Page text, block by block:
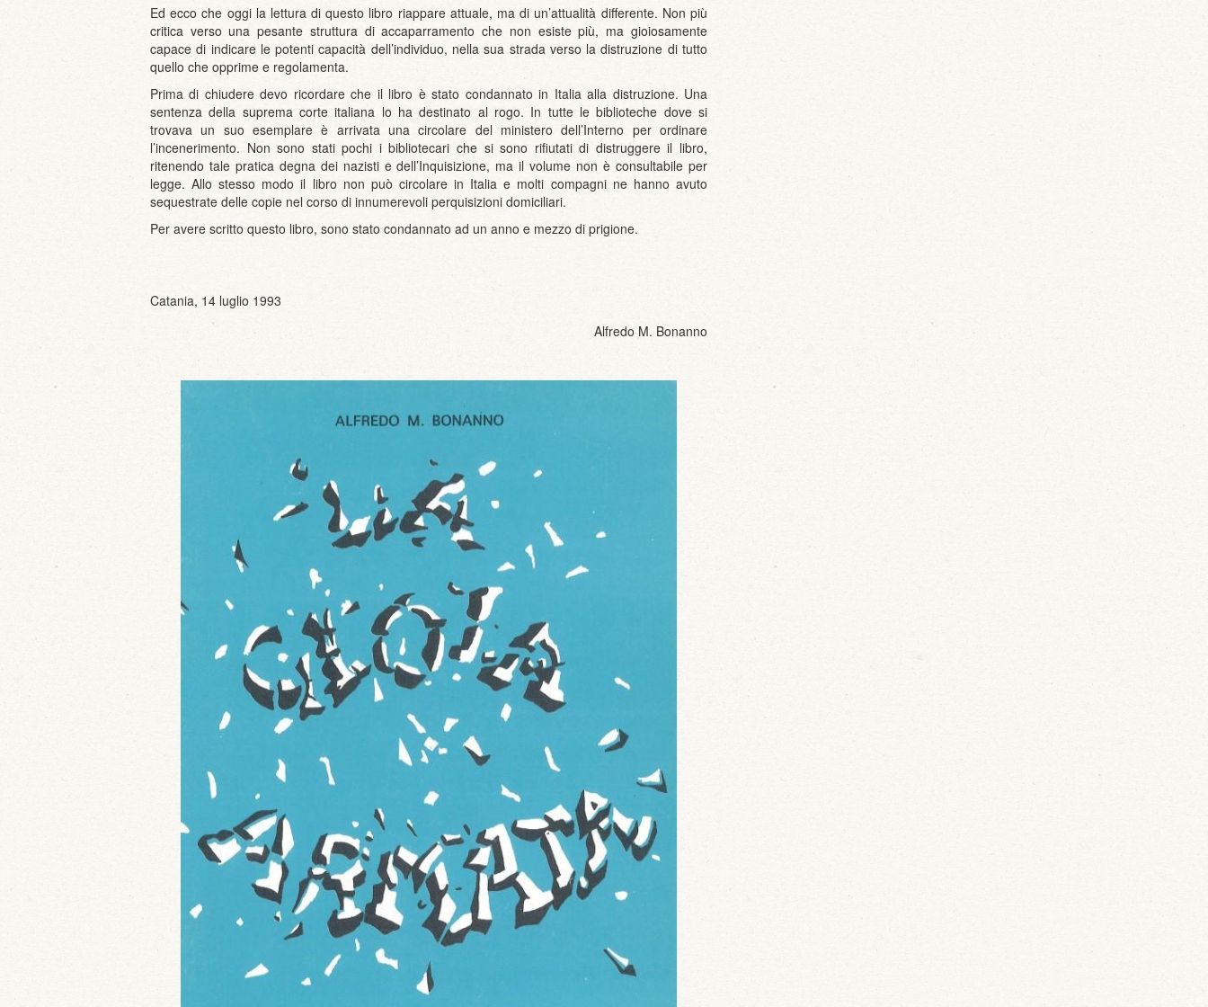
Ed ecco che oggi la lettura di questo libro riappare attuale, ma di un’attualità differente. Non più
critica verso una pesante struttura di accaparramento che non esiste più, ma gioiosamente
capace di indicare le potenti capacità dell’individuo, nella sua strada verso la distruzione di tutto
quello che opprime e regolamenta.
Prima di chiudere devo ricordare che il libro è stato condannato in Italia alla distruzione. Una
sentenza della suprema corte italiana lo ha destinato al rogo. In tutte le biblioteche dove si
trovava un suo esemplare è arrivata una circolare del ministero dell’Interno per ordinare
l’incenerimento. Non sono stati pochi i bibliotecari che si sono rifiutati di distruggere il libro,
ritenendo tale pratica degna dei nazisti e dell’Inquisizione, ma il volume non è consultabile per
legge. Allo stesso modo il libro non può circolare in Italia e molti compagni ne hanno avuto
sequestrate delle copie nel corso di innumerevoli perquisizioni domiciliari.
Per avere scritto questo libro, sono stato condannato ad un anno e mezzo di prigione.
Catania, 14 luglio 1993
Alfredo M. Bonanno